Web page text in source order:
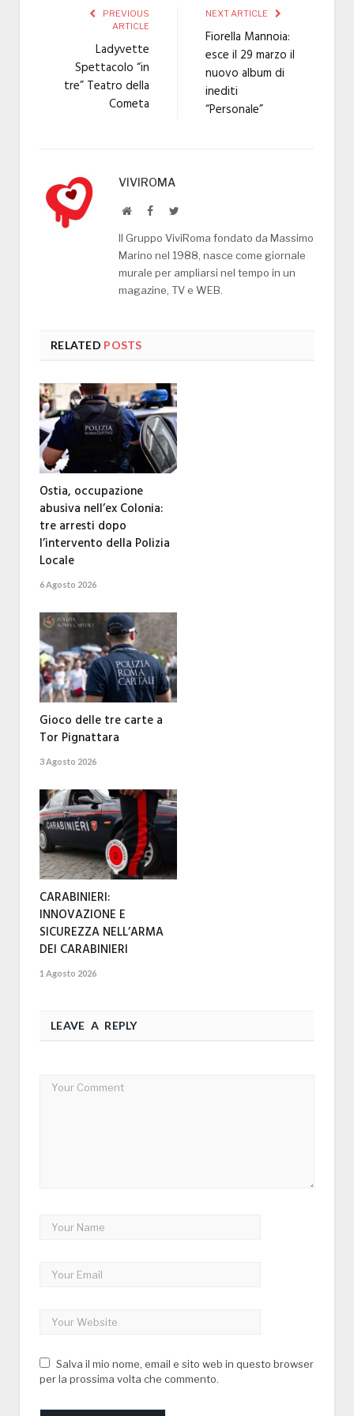
PREVIOUS
ARTICLE
Ladyvette
Spettacolo “in
tre” Teatro della
Cometa
NEXT ARTICLE
Fiorella Mannoia:
esce il 29 marzo il
nuovo album di
inediti
“Personale”
VIVIROMA
WebsiteFacebookTwitter
Il Gruppo ViviRoma fondato da Massimo
Marino nel 1988, nasce come giornale
murale per ampliarsi nel tempo in un
magazine, TV e WEB.
RELATED POSTS
Ostia, occupazione
abusiva nell’ex Colonia:
tre arresti dopo
l’intervento della Polizia
Locale
6 Agosto 2026
Gioco delle tre carte a
Tor Pignattara
3 Agosto 2026
CARABINIERI:
INNOVAZIONE E
SICUREZZA NELL’ARMA
DEI CARABINIERI
1 Agosto 2026
LEAVE A REPLY
Salva il mio nome, email e sito web in questo browser
per la prossima volta che commento.